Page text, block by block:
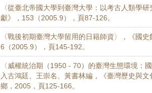
〈從臺北帝國大學到臺灣大學：以考古人類學
獻》，153（2005.9），頁87-126。
〈戰後初期臺灣大學留用的日籍師資〉，《國史
6（2005.9），頁145-192。
〈威權統治期（1950 - 70）的臺灣生態環境：
入古鴻廷、王崇名、黃書林編，《臺灣歷史與
鄉，2005，頁125-166。